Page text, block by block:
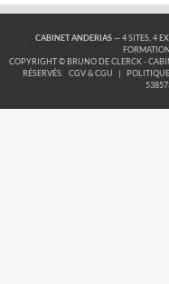
CABINET ANDERIAS— 4 SITES, 4
COPYRIGHT © BRUNO DE CLERCK -
RÉSERVÉS.
CGV & CGU |